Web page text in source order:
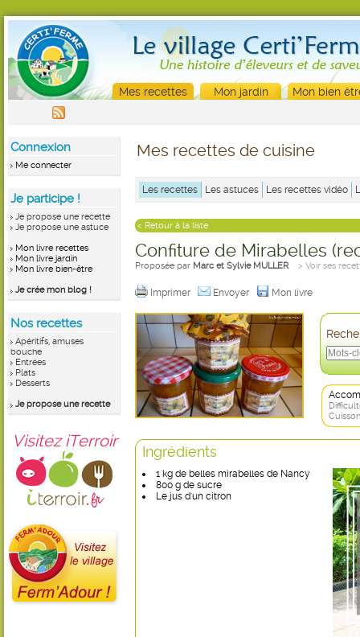
Mes recettes Mon jardin Mon bien
Connexion
Me connecter
Je participe !
Je propose une recette
Je propose une astuce
Mon livre recettes
Mon livre jardin
Mon livre bien-être
Je crée mon blog !
Nos recettes
Apéritifs, amuses
bouche
Entrées
Plats
Desserts
Je propose une recette
Visitez iTerroir
Mes recettes de cuisine
Les recettes Les astuces Les recettes vidéo
< Retour à la liste
Confiture de Mirabelles
Proposée par Marc et Sylvie MULLER > Voir ses
Imprimer Envoyer Mon livre
Ingrédients
1 kg de belles mirabelles de Nancy
800 g de sucre
Le jus d'un citron